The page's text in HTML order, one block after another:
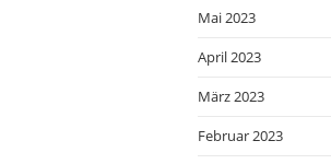
Mai 2023
April 2023
März 2023
Februar 2023